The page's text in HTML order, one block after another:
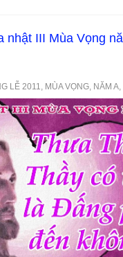
nhật III Mùa Vọng
LỄ 2011 MÙA VỌNG NĂM A